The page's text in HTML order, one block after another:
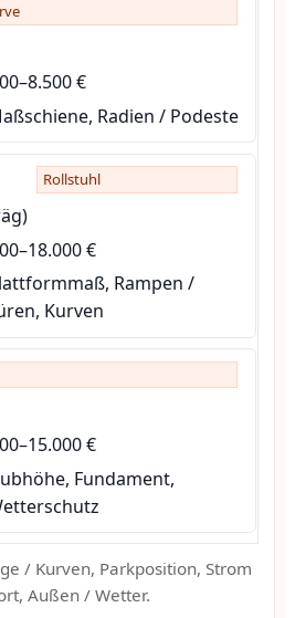
€
Radien / Podeste
Rollstuhl
€
Rampen /
Kurven
€
Fundament,
/ Kurven, Parkposition, Strom
Außen / Wetter.